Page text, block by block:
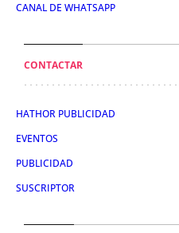
CANAL DE WHATSAPP
CONTACTAR
HATHOR PUBLICIDAD
EVENTOS
PUBLICIDAD
SUSCRIPTOR